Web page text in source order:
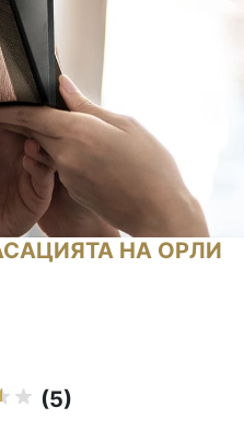
НА ОРЛИ
(5)